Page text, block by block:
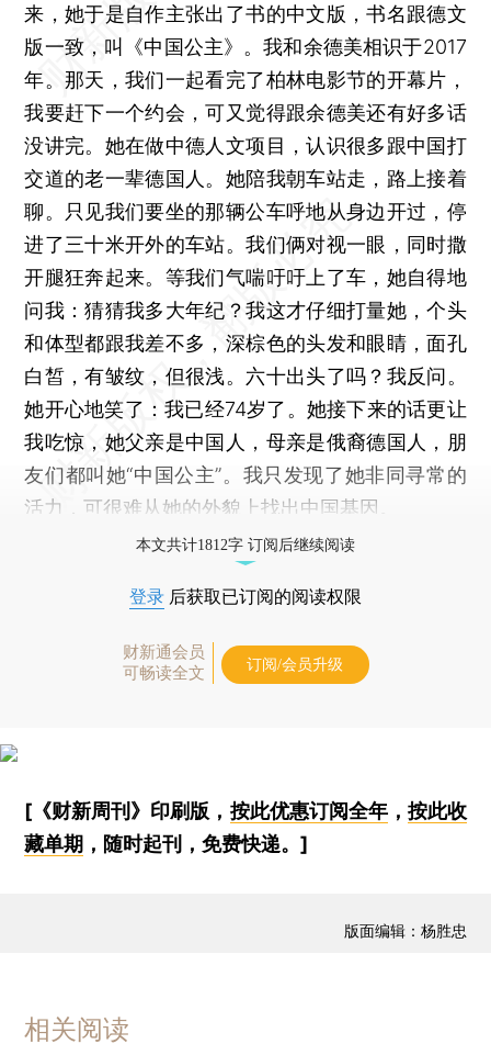
来，她于是自作主张出了书的中文版，书名跟德文
版一致，叫《中国公主》。我和余德美相识于2017
年。那天，我们一起看完了柏林电影节的开幕片，
我要赶下一个约会，可又觉得跟余德美还有好多话
没讲完。她在做中德人文项目，认识很多跟中国打
交道的老一辈德国人。她陪我朝车站走，路上接着
聊。只见我们要坐的那辆公车呼地从身边开过，停
进了三十米开外的车站。我们俩对视一眼，同时撒
开腿狂奔起来。等我们气喘吁吁上了车，她自得地
问我：猜猜我多大年纪？我这才仔细打量她，个头
和体型都跟我差不多，深棕色的头发和眼睛，面孔
白皙，有皱纹，但很浅。六十出头了吗？我反问。
她开心地笑了：我已经74岁了。她接下来的话更让
我吃惊，她父亲是中国人，母亲是俄裔德国人，朋
友们都叫她“中国公主”。我只发现了她非同寻常的
活力，可很难从她的外貌上找出中国基因。
本文共计1812字 订阅后继续阅读
登录 后获取已订阅的阅读权限
财新通会员
可畅读全文
订阅/会员升级
[《财新周刊》印刷版， 按此优惠订阅全年， 按此收
藏单期 ，随时起刊，免费快递。]
版面编辑：杨胜忠
相关阅读